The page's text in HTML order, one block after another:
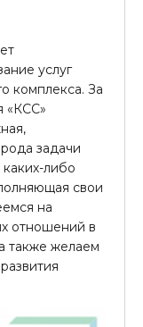
услуг
комплекса. За
«КСС»
задачи
либо
свои
на
отношений в
также желаем